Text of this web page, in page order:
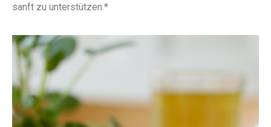
sanft zu unterstützen.*